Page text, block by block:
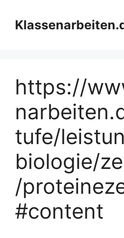
Inhalt
springen
https://
tufe/
biologie/
/
#content